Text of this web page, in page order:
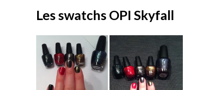
Les swatchs OPI Skyfall